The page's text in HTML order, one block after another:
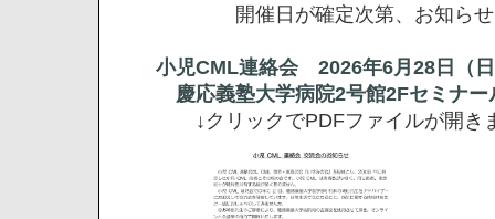
開催日が確定次第、お知らせ
小児CML連絡会 2026年6月28日（
慶応義塾大学病院2号館2Fセミナー
↓クリックでPDFファイルが開き